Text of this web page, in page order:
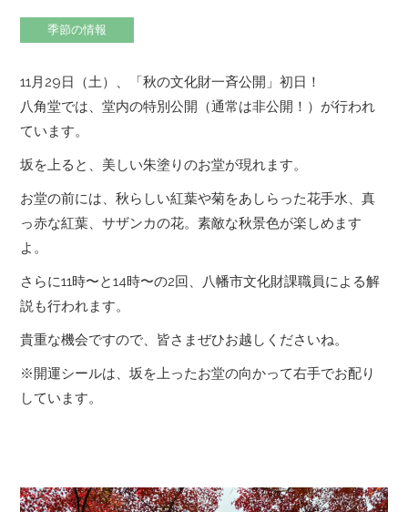
季節の情報
11月29日（土）、「秋の文化財一斉公開」初日！
八角堂では、堂内の特別公開（通常は非公開！）が行われ
ています。
坂を上ると、美しい朱塗りのお堂が現れます。
お堂の前には、秋らしい紅葉や菊をあしらった花手水、真
っ赤な紅葉、サザンカの花。素敵な秋景色が楽しめます
よ。
さらに11時〜と14時〜の2回、八幡市文化財課職員による解
説も行われます。
貴重な機会ですので、皆さまぜひお越しくださいね。
※開運シールは、坂を上ったお堂の向かって右手でお配り
しています。